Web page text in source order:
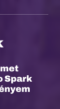
Spark